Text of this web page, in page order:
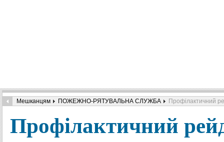
Мешканцям ПОЖЕЖНО-РЯТУВАЛЬНА СЛУЖБА Профілактичний
Профілактичний